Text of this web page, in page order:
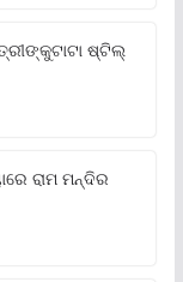
ଷ୍ଟିଲ୍
ରାମ ମନ୍ଦିର